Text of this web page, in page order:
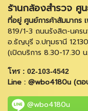
ร้านกล้องสำรวจ ศู
ที่อยู่ ศูนย์การค้าสัมมากร
819/1-3 ถนนรังสิต-นคร
อ.ธัญบุรี จ.ปทุมธานี 12130
(เปิดบริการ 8.30-17.30
โทร : 02-103-4542
Line : @wbo4180u (ต
@wbo4180u